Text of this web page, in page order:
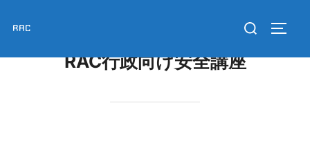
RAC
検
対
RAC行政向け安全講座